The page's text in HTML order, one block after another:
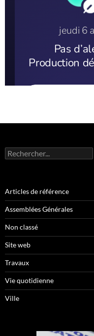
Rechercher
Articles de référence
Assemblées Générales
Non classé
Site web
Travaux
Vie quotidienne
Ville